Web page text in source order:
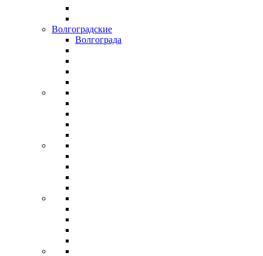
Волгоградские
Волгограда